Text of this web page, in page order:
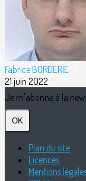
Fabrice BORDERIE
21 juin 2022
Je m'abonne à la
OK
Plan du site
Licences
Mentions